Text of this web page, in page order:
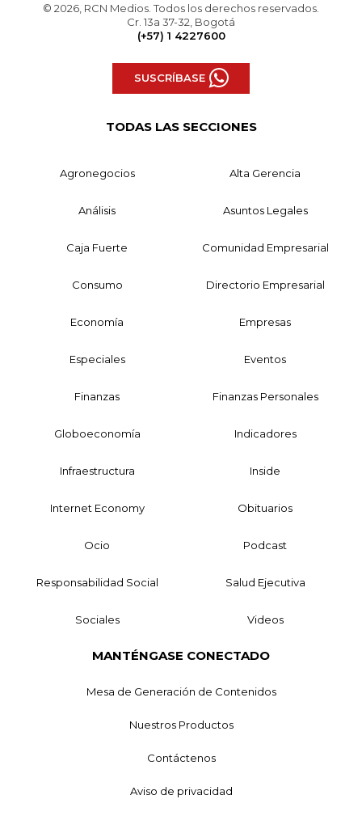
© 2026, RCN Medios. Todos los derechos reservados.
Cr. 13a 37-32, Bogotá
(+57) 1 4227600
SUSCRÍBASE
TODAS LAS SECCIONES
Agronegocios Alta Gerencia
Análisis Asuntos Legales
Caja Fuerte Comunidad Empresarial
Consumo Directorio Empresarial
Economía Empresas
Especiales Eventos
Finanzas Finanzas Personales
Globoeconomía Indicadores
Infraestructura Inside
Internet Economy Obituarios
Ocio Podcast
Responsabilidad Social Salud Ejecutiva
Sociales Videos
MANTÉNGASE CONECTADO
Mesa de Generación de Contenidos
Nuestros Productos
Contáctenos
Aviso de privacidad